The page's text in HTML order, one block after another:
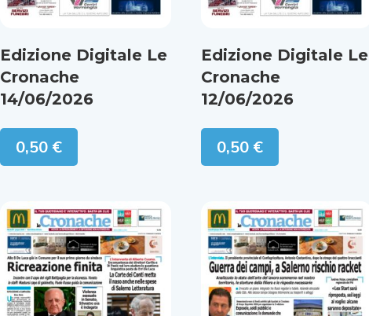
Edizione Digitale Le
Cronache
14/06/2026
0,50 €
Edizione Digitale Le
Cronache
12/06/2026
0,50 €